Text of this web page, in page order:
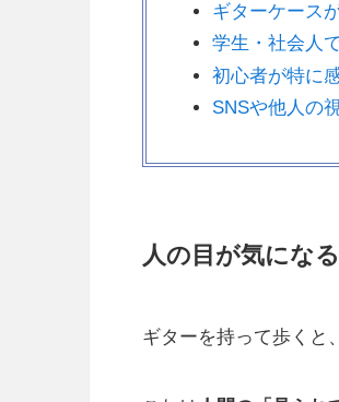
ギターケース
学生・社会人
初心者が特に
SNSや他人の
人の目が気にな
ギターを持って歩くと